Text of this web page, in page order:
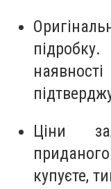
Ціни
купуєте,